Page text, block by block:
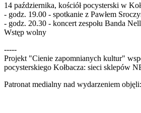
14 października, kościół pocysterski w
- godz. 19.00 - spotkanie z Pawłem
- godz. 20.30 - koncert zespołu Banda
Wstęp wolny
-----
Projekt "Cienie zapomnianych kultur"
pocysterskiego Kołbacza: sieci sklepów
Patronat medialny nad wydarzeniem